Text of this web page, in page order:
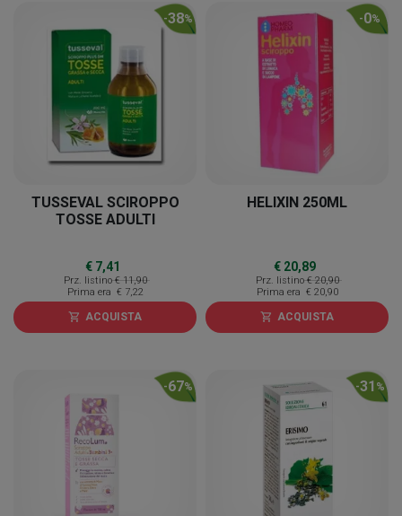
-38%
TUSSEVAL SCIROPPO
TOSSE ADULTI
€ 7,41
Prz. listino € 11,90
Prima era € 7,22
shopping_cart ACQUISTA
-0%
HELIXIN 250ML
€ 20,89
Prz. listino € 20,90
Prima era € 20,90
shopping_cart ACQUISTA
-67% -31 %